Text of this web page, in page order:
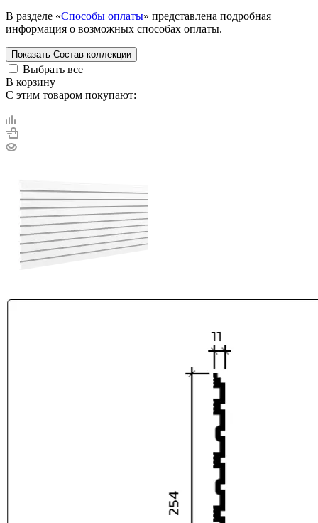
В разделе «Способы оплаты» представлена подробная
информация о возможных способах оплаты.
Показать Состав коллекции
Выбрать все
В корзину
С этим товаром покупают: